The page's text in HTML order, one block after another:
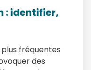
: identifier,
fréquentes
des